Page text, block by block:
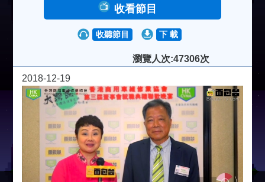
收看節目
收聽節目 下 載
瀏覽人次:47306次
2018-12-19